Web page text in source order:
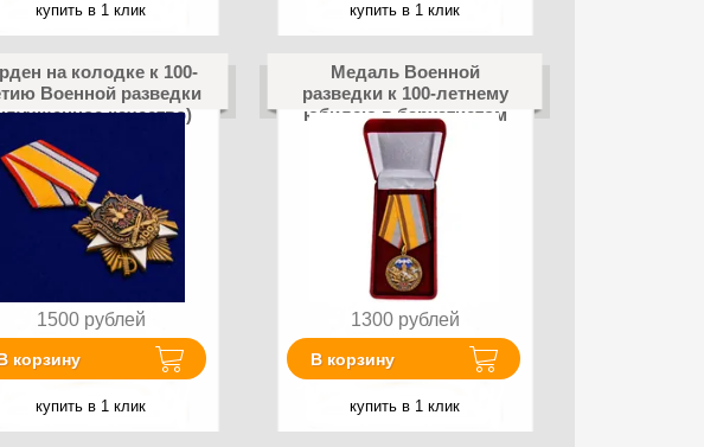
купить в 1 клик купить в 1 клик
на колодке к 100-
Военной разведки
качество)
1500 рублей
корзину
купить в 1 клик
Медаль Военной
разведки к 100-летнему
юбилею в бархатистом
футляре
1300 рублей
В корзину
купить в 1 клик